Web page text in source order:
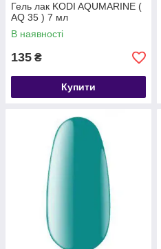
Гель лак KODI AQUMARINE (
AQ 35 ) 7 мл
В наявності
135 ₴
Купити